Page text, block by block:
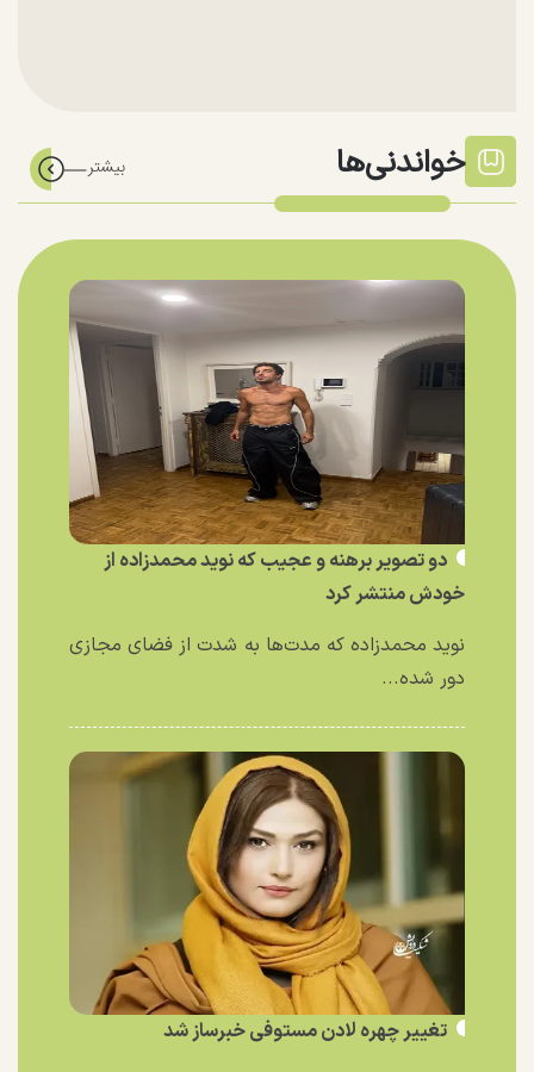
خواندنی‌ها
دو تصویر برهنه و عجیب که نوید محمدزاده از
خودش منتشر کرد
نوید محمدزاده که مدت‌ها به شدت از فضای مجازی
دور شده...
تغییر چهره لادن مستوفی خبرساز شد